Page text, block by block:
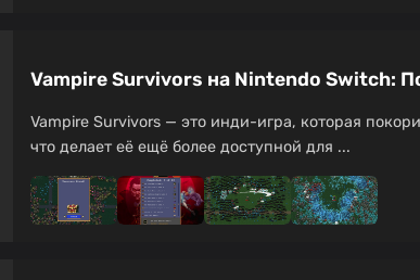
Vampire Survivors на Nintendo Switch:
Vampire Survivors — это инди-игра, которая
что делает её ещё более доступной для ...